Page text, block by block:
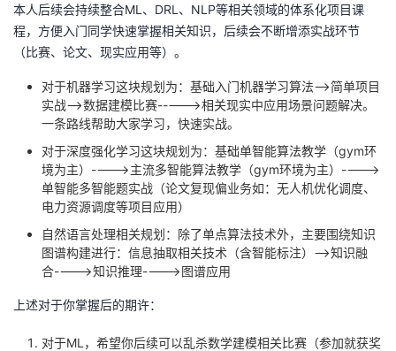
坛
圈
的
播
我
活
动
的
关
注
的
发
我
Programs
的
本人后续会持续整合ML、DRL、NLP等相关领域的体系化项目课
程，方便入门同学快速掌握相关知识，后续会不断增添实战环节
（比赛、论文、现实应用等）。
对于机器学习这块规划为：基础入门机器学习算法—>简单项目
实战—>数据建模比赛----->相关现实中应用场景问题解决。
一条路线帮助大家学习，快速实战。
对于深度强化学习这块规划为：基础单智能算法教学（gym环
境为主）---->主流多智能算法教学（gym环境为主）---->
单智能多智能题实战（论文复现偏业务如：无人机优化调度、
电力资源调度等项目应用）
自然语言处理相关规划：除了单点算法技术外，主要围绕知识
图谱构建进行：信息抽取相关技术（含智能标注）—>知识融
合---->知识推理---->图谱应用
上述对于你掌握后的期许：
对于ML，希望你后续可以乱杀数学建模相关比赛（参加就获奖